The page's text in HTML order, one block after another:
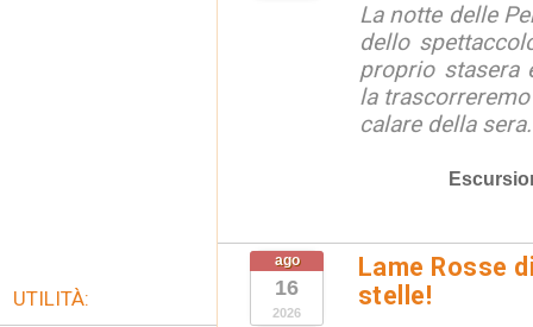
La notte delle
dello
proprio stasera
la
calare della
ago
16
2026
Lame Rosse
stelle!
UTILITÀ: